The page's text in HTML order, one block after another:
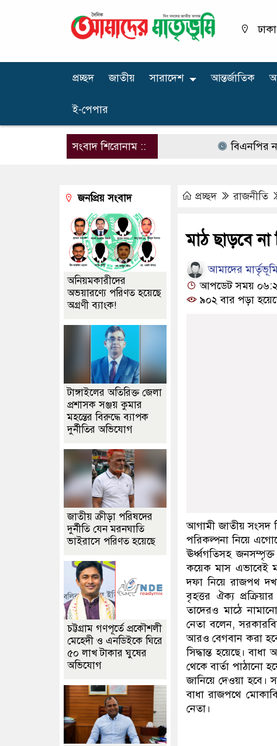
ঢাকা
প্রচ্ছদ জাতীয় সারাদেশ আন্তর্জাতিক
ই-পেপার
সংবাদ শিরোনাম :: বিএনপির নারী
প্রচ্ছদ রাজনীতি
মাঠ ছাড়বে
আমাদের
আপডেট সময়
৯০২ বার পড়া
আগামী জাতীয় সংসদ
পরিকল্পনা নিয়ে
ঊর্ধ্বগতিসহ
কয়েক মাস এভাবেই
দফা নিয়ে রাজপথ
বৃহত্তর ঐক্য
তাদেরও মাঠে
নেতা বলেন,
আরও বেগবান করা
সিদ্ধান্ত হয়েছে।
থেকে বার্তা পাঠানো
জানিয়ে দেওয়া
বাধা রাজপথে
নেতা।
জনপ্রিয় সংবাদ
অনিয়মকারীদের
অভয়ারণ্যে পরিণত হয়েছে
অগ্রণী ব্যাংক!
টাঙ্গাইলের অতিরিক্ত জেলা
প্রশাসক সঞ্জয় কুমার
মহন্তের বিরুদ্ধে ব্যাপক
দুর্নীতির অভিযোগ
জাতীয় ক্রীড়া পরিষদের
দুর্নীতি যেন মরনঘাতি
ভাইরাসে পরিণত হয়েছে
চট্টগ্রাম গণপূর্তে প্রকৌশলী
মেহেদী ও এনডিইকে ঘিরে
৫০ লাখ টাকার ঘুষের
অভিযোগ